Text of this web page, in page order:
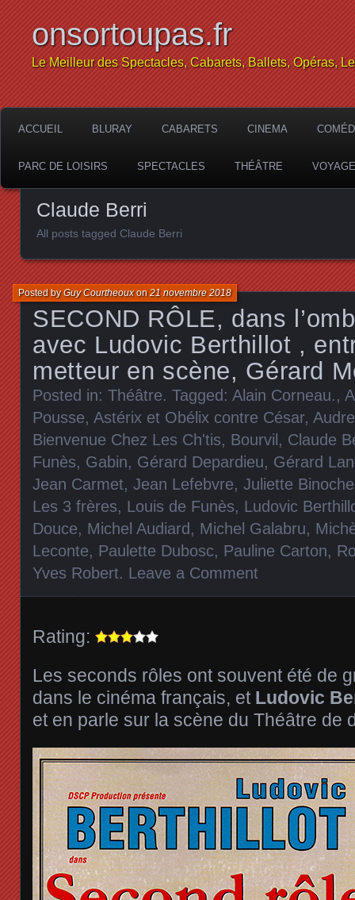
onsortoupas.fr
Le Meilleur des Spectacles, Cabarets, Ballets, Opéras,
ACCUEIL BLURAY CABARETS CINEMA
PARC DE LOISIRS SPECTACLES THÉÂTRE
Claude Berri
All posts tagged Claude Berri
SECOND RÔLE, dans
avec Ludovic Berthillot ,
metteur en scène, Gérard
Posted byGuy Courtheouxon21 novembre 2018
Posted in: Théâtre. Tagged: Alain Corneau.,
Pousse, Astérix et Obélix contre César,
Bienvenue Chez Les Ch'tis, Bourvil, Claude
Funès, Gabin, Gérard Depardieu, Gérard
Jean Carmet, Jean Lefebvre, Juliette Binoche
Les 3 frères, Louis de Funès, Ludovic
Douce, Michel Audiard, Michel Galabru,
Leconte, Paulette Dubosc, Pauline Carton,
Yves Robert. Leave a Comment
Rating:
Les seconds rôles ont souvent été de
dans le cinéma français, et Ludovic
et en parle sur la scène du Théâtre de